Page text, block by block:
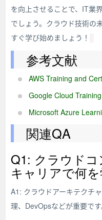
を向上させることで、IT業
でしょう。クラウド技術の
すぐ学び始めましょう！
参考文献
AWS Training and
Google Cloud Training
Microsoft Azure
関連QA
Q1: クラウド
キャリアで何
A1: クラウドアーキテクチ
理、DevOpsなどが重要です